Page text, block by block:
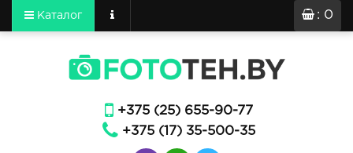
: 0
Каталог
+375 (25) 655-90-77
+375 (17) 35-500-35